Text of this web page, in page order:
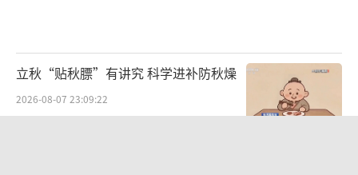
立秋“贴秋膘”有讲究 科学进补防秋燥
2026-08-07 23:09:22